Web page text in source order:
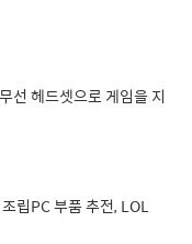
선 헤드셋으로 게임을 지
립PC 부품 추전, LOL